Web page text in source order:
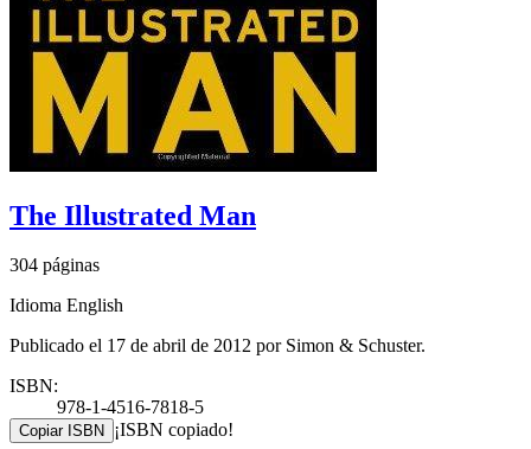
The Illustrated Man
304 páginas
Idioma English
Publicado el 17 de abril de 2012 por Simon & Schuster.
ISBN:
978-1-4516-7818-5
Copiar ISBN ¡ISBN copiado!